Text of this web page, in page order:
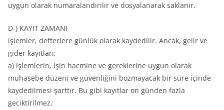
uygun olarak numaralandırılır ve dosyalanarak saklanır.
D-) KAYIT ZAMANI
işlemler, defterlere günlük olarak kaydedilir. Ancak, gelir ve
gider kayıtları;
a) işlemlerin, işin hacmine ve gereklerine uygun olarak
muhasebe düzeni ve güvenliğini bozmayacak bir süre içinde
kaydedilmesi şarttır. Bu gibi kayıtlar on günden fazla
geciktirilmez.